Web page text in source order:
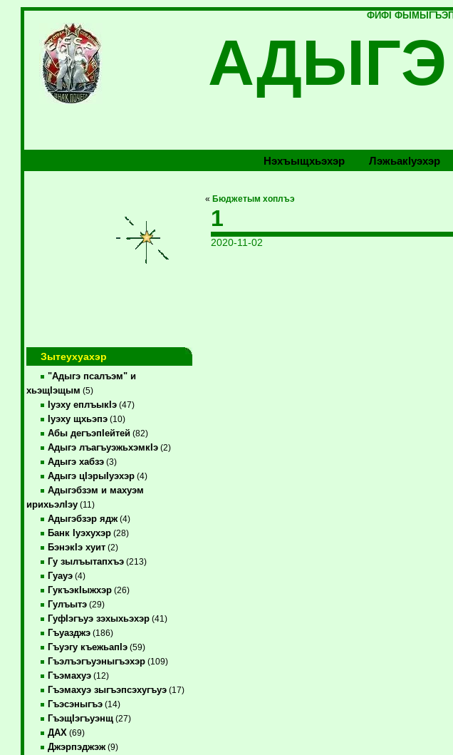
ФИФI
Нэхъыщхьэхэр Лэжьакlуэхэр
Зытеухуахэр
"Адыгэ псалъэм" и
хьэщIэщым (5)
Iуэху еплъыкIэ(47)
Iуэху щхьэпэ(10)
Абы дегъэпIейтей(82)
Адыгэ лъагъуэжьхэмкIэ(2)
Адыгэ хабзэ(3)
Адыгэ цIэрыIуэхэр(4)
Адыгэбзэм и махуэм
ирихьэлIэу(11)
Адыгэбзэр ядж(4)
Банк Iуэхухэр(28)
БэнэкIэ хуит(2)
Гу зылъытапхъэ(213)
Гуауэ(4)
ГукъэкIыжхэр(26)
Гулъытэ(29)
ГуфIэгъуэ зэхыхьэхэр(41)
Гъуазджэ(186)
Гъуэгу къежьапIэ(59)
Гъэлъэгъуэныгъэхэр(109)
Гъэмахуэ(12)
Гъэмахуэ зыгъэпсэхугъуэ(17)
Гъэсэныгъэ(14)
ГъэщIэгъуэнщ(27)
ДАХ (69)
Джэрпэджэж(9)
« Бюджетым хоплъэ
1
2020-11-02